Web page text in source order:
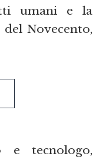
umani e la
Novecento,
e tecnologo,